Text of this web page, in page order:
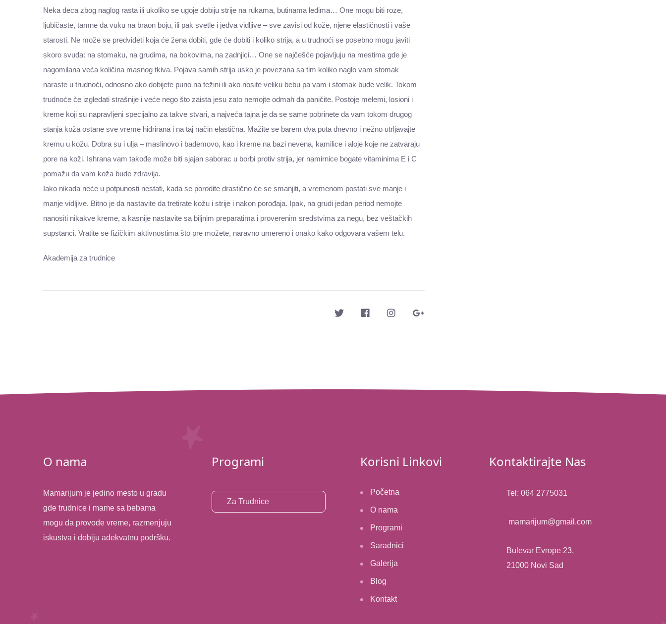
Neka deca zbog naglog rasta ili ukoliko se ugoje dobiju strije na rukama, butinama leđima… One mogu biti roze,
ljubičaste, tamne da vuku na braon boju, ili pak svetle i jedva vidljive – sve zavisi od kože, njene elastičnosti i vaše
starosti. Ne može se predvideti koja će žena dobiti, gde će dobiti i koliko strija, a u trudnoći se posebno mogu javiti
skoro svuda: na stomaku, na grudima, na bokovima, na zadnjici… One se najčešće pojavljuju na mestima gde je
nagomilana veća količina masnog tkiva. Pojava samih strija usko je povezana sa tim koliko naglo vam stomak
naraste u trudnoći, odnosno ako dobijete puno na težini ili ako nosite veliku bebu pa vam i stomak bude velik. Tokom
trudnoće če izgledati strašnije i veće nego što zaista jesu zato nemojte odmah da paničite. Postoje melemi, losioni i
kreme koji su napravljeni specijalno za takve stvari, a najveća tajna je da se same pobrinete da vam tokom drugog
stanja koža ostane sve vreme hidrirana i na taj način elastična. Mažite se barem dva puta dnevno i nežno utrljavajte
kremu u kožu. Dobra su i ulja – maslinovo i bademovo, kao i kreme na bazi nevena, kamilice i aloje koje ne zatvaraju
pore na koži. Ishrana vam takođe može biti sjajan saborac u borbi protiv strija, jer namirnice bogate vitaminima E i C
pomažu da vam koža bude zdravija.
Iako nikada neće u potpunosti nestati, kada se porodite drastično će se smanjiti, a vremenom postati sve manje i
manje vidljive. Bitno je da nastavite da tretirate kožu i strije i nakon porođaja. Ipak, na grudi jedan period nemojte
nanositi nikakve kreme, a kasnije nastavite sa biljnim preparatima i proverenim sredstvima za negu, bez veštačkih
supstanci. Vratite se fizičkim aktivnostima što pre možete, naravno umereno i onako kako odgovara vašem telu.
Akademija za trudnice
O nama
Mamarijum je jedino mesto u gradu
gde trudnice i mame sa bebama
mogu da provode vreme, razmenjuju
iskustva i dobiju adekvatnu podršku.
Programi
Za Trudnice
Korisni Linkovi
Početna
O nama
Programi
Saradnici
Galerija
Blog
Kontakt
Kontaktirajte Nas
Tel: 064 2775031
mamarijum@gmail.com​
Bulevar Evrope 23,
21000 Novi Sad